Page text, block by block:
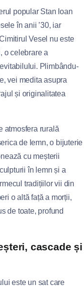
popular Stan Ioan
în anii ’30, iar
Vesel nu este
o celebrare a
Plimbându-
vei medita asupra
și originalitatea
atmosfera rurală
de lemn, o bijuterie
cu meșterii
în lemn și a
tradițiilor vii din
o altă față a morții,
de toate, profund
cascade și
este un sat care